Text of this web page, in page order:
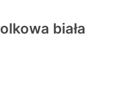
biała